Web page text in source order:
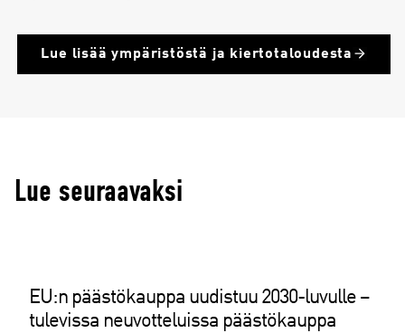
Lue lisää ympäristöstä ja kiertotaloudesta
Lue seuraavaksi
EU:n päästökauppa uudistuu 2030-luvulle –
tulevissa neuvotteluissa päästökauppa